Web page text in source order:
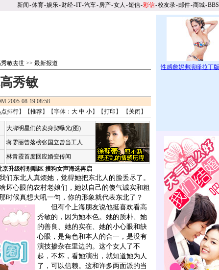
新闻-体育-娱乐-财经-IT-汽车-房产-女人 -短信-彩信-校友录-邮件-商城-BBS
敏去世 >> 最新报道
秀敏
2005-08-19 08:58
排行】【推荐】【字体： 大 中 小】【打印 】 【 关闭 】
大牌明星们的卖身契曝光(图)
蒋雯丽曾落榜张国立曾当工人
林青霞首度回应婚变传闻
京升级特别唱区 搜狗女声海选再启
东北人真烦她，觉得她把东北人的脸丢尽了。
坏心眼的农村老娘们，她以自己的傻气诚实和粗
时候真想大吼一句，你的形象就代表东北了？
但有个上海朋友说他挺喜欢看高
秀敏的，因为她本色。她的质朴、她
的善良、她的实在、她的小心眼和缺
心眼，是角色和本人的合一，是没有
演技掺杂在里边的。这个女人了不
起，不坏，看她演出，就知道她为人
了，可以信赖。这和许多两面派的当